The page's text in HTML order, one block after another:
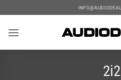
al
contenido
2i2